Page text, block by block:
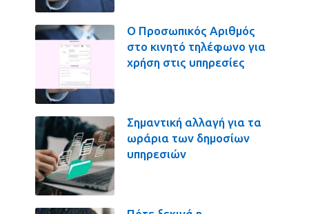
Ο Προσωπικός Αριθμός
στο κινητό τηλέφωνο για
χρήση στις υπηρεσίες
Σημαντική αλλαγή για τα
ωράρια των δημοσίων
υπηρεσιών